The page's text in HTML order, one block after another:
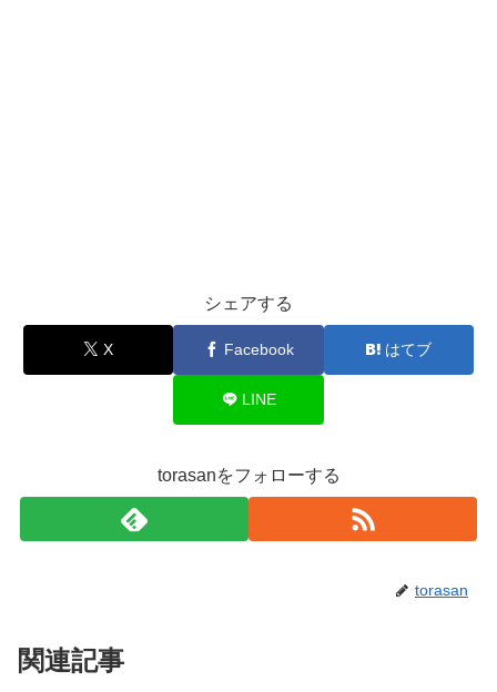
シェアする
X Facebook はてブ
LINE
torasanをフォローする
torasan
関連記事